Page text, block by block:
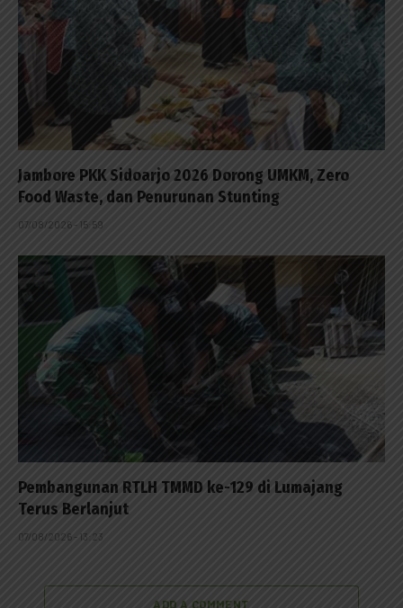
Jambore PKK Sidoarjo 2026 Dorong UMKM, Zero
Food Waste, dan Penurunan Stunting
07/08/2026 - 15:59
Pembangunan RTLH TMMD ke-129 di Lumajang
Terus Berlanjut
07/08/2026 - 13:23
ADD A COMMENT